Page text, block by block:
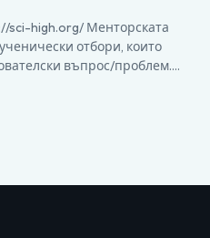
sci-high.org/ Менторската
отбори, които
въпрос/проблем.